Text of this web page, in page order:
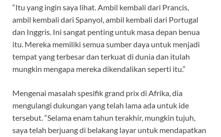
“Itu yang ingin saya lihat. Ambil kembali dari Prancis,
ambil kembali dari Spanyol, ambil kembali dari Portugal
dan Inggris. Ini sangat penting untuk masa depan benua
itu. Mereka memiliki semua sumber daya untuk menjadi
tempat yang terbesar dan terkuat di dunia dan itulah
mungkin mengapa mereka dikendalikan seperti itu.”
Mengenai masalah spesifik grand prix di Afrika, dia
mengulangi dukungan yang telah lama ada untuk ide
tersebut. “Selama enam tahun terakhir, mungkin tujuh,
saya telah berjuang di belakang layar untuk mendapatkan